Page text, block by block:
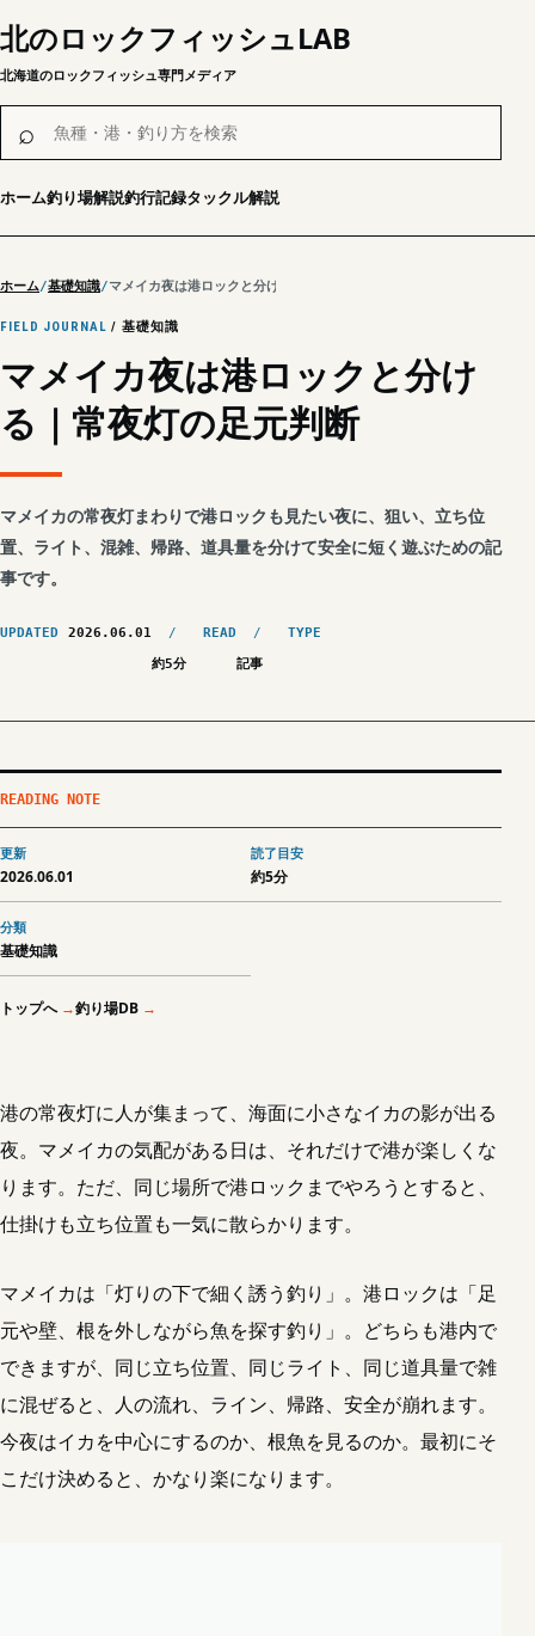
北のロックフィッシュLAB
北海道のロックフィッシュ専門メディア
魚種・港・釣り方を検索
⌕
ホーム釣り場解説釣行記録タックル解説
ホーム 基礎知識 マメイカ夜は港ロックと分ける｜常夜灯の足元判断
FIELD JOURNAL / 基礎知識
マメイカ夜は港ロックと分け
る｜常夜灯の足元判断
マメイカの常夜灯まわりで港ロックも見たい夜に、狙い、立ち位
置、ライト、混雑、帰路、道具量を分けて安全に短く遊ぶための記
事です。
UPDATED 2026.06.01
READ
約5分
TYPE
記事
READING NOTE
更新
2026.06.01
読了目安
約5分
分類
基礎知識
トップへ 釣り場DB
港の常夜灯に人が集まって、海面に小さなイカの影が出る
夜。マメイカの気配がある日は、それだけで港が楽しくな
ります。ただ、同じ場所で港ロックまでやろうとすると、
仕掛けも立ち位置も一気に散らかります。
マメイカは「灯りの下で細く誘う釣り」。港ロックは「足
元や壁、根を外しながら魚を探す釣り」。どちらも港内で
できますが、同じ立ち位置、同じライト、同じ道具量で雑
に混ぜると、人の流れ、ライン、帰路、安全が崩れます。
今夜はイカを中心にするのか、根魚を見るのか。最初にそ
こだけ決めると、かなり楽になります。